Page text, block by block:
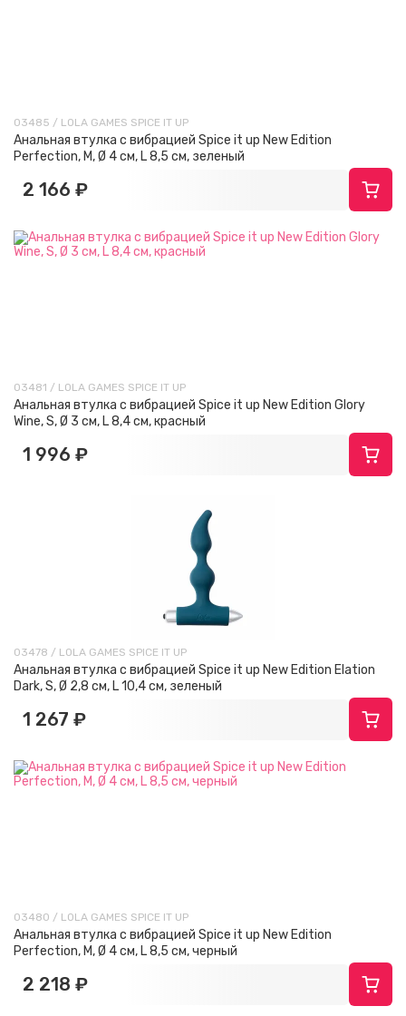
03485 / LOLA GAMES SPICE IT UP
Анальная втулка с вибрацией Spice it up New Edition
Perfection, M, Ø 4 см, L 8,5 см, зеленый
2 166 ₽
03481 / LOLA GAMES SPICE IT UP
Анальная втулка с вибрацией Spice it up New Edition Glory
Wine, S, Ø 3 см, L 8,4 см, красный
1 996 ₽
03478 / LOLA GAMES SPICE IT UP
Анальная втулка с вибрацией Spice it up New Edition Elation
Dark, S, Ø 2,8 см, L 10,4 см, зеленый
1 267 ₽
03480 / LOLA GAMES SPICE IT UP
Анальная втулка с вибрацией Spice it up New Edition
Perfection, M, Ø 4 см, L 8,5 см, черный
2 218 ₽